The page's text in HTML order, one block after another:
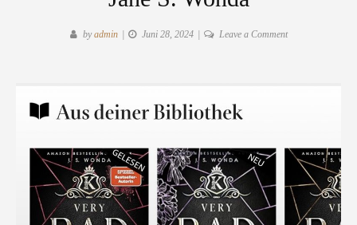
byadmin Juni 28, 2024 Leave a Commenton
Wonda